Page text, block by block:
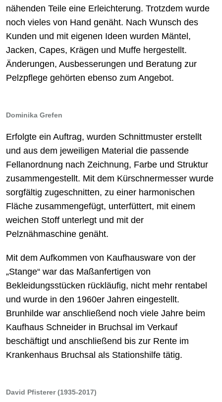
nähenden Teile eine Erleichterung. Trotzdem wurde
noch vieles von Hand genäht. Nach Wunsch des
Kunden und mit eigenen Ideen wurden Mäntel,
Jacken, Capes, Krägen und Muffe hergestellt.
Änderungen, Ausbesserungen und Beratung zur
Pelzpflege gehörten ebenso zum Angebot.
Dominika Grefen
Erfolgte ein Auftrag, wurden Schnittmuster erstellt
und aus dem jeweiligen Material die passende
Fellanordnung nach Zeichnung, Farbe und Struktur
zusammengestellt. Mit dem Kürschnermesser wurde
sorgfältig zugeschnitten, zu einer harmonischen
Fläche zusammengefügt, unterfüttert, mit einem
weichen Stoff unterlegt und mit der
Pelznähmaschine genäht.
Mit dem Aufkommen von Kaufhausware von der
„Stange“ war das Maßanfertigen von
Bekleidungsstücken rückläufig, nicht mehr rentabel
und wurde in den 1960er Jahren eingestellt.
Brunhilde war anschließend noch viele Jahre beim
Kaufhaus Schneider in Bruchsal im Verkauf
beschäftigt und anschließend bis zur Rente im
Krankenhaus Bruchsal als Stationshilfe tätig.
David Pfisterer (1935-2017)